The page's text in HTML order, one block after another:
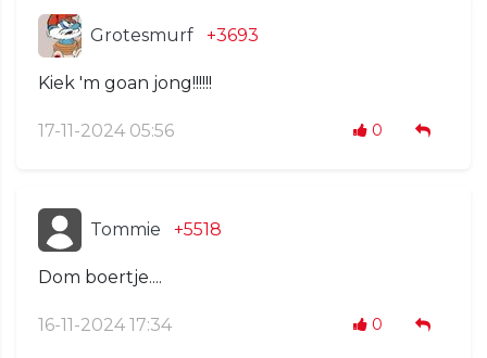
Grotesmurf +3693
Kiek 'm goan jong!!!!!!
17-11-2024 05:56 0
Tommie +5518
Dom boertje....
16-11-2024 17:34 0